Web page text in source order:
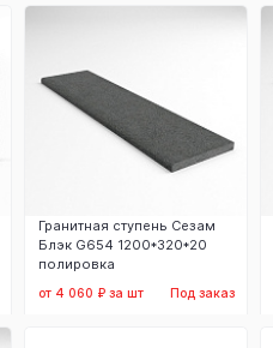
Гранитная ступень Сезам
Блэк G654 1200*320*20
полировка
от 4 060 ₽ за шт Под заказ